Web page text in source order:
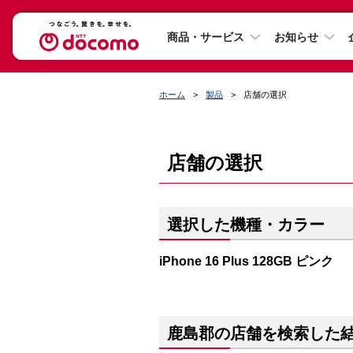
商品・サービス お知らせ
ホーム 製品 店舗の選択
店舗の選択
選択した機種・カラー
iPhone 16 Plus 128GB ピンク
鹿島郡の店舗を検索した